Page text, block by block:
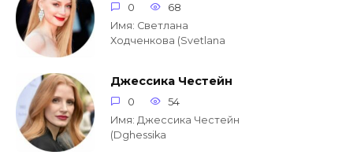
0
68
Имя: Светлана
Ходченкова (Svetlana
Джессика Честейн
0
54
Имя: Джессика Честейн
(Dghessika